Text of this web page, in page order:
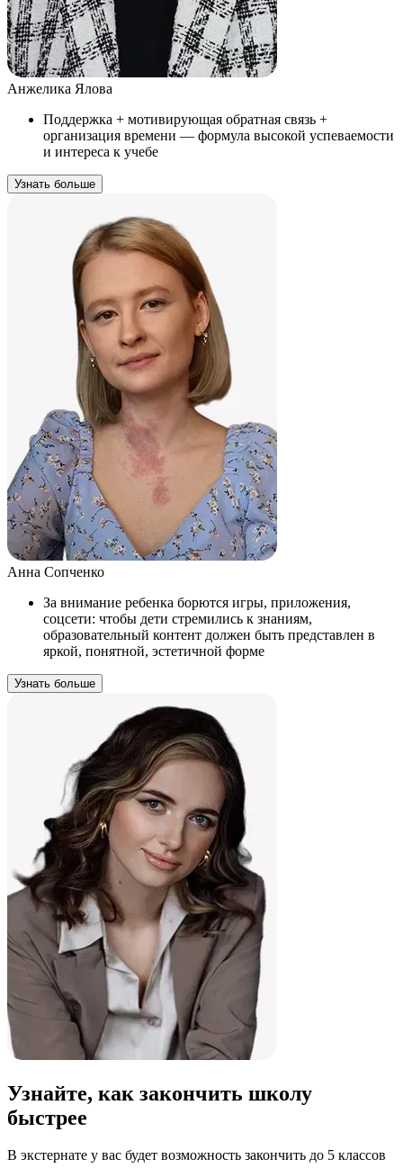
Анжелика Ялова
Поддержка + мотивирующая обратная связь +
организация времени — формула высокой успеваемости
и интереса к учебе
Узнать больше
Анна Сопченко
За внимание ребенка борются игры, приложения,
соцсети: чтобы дети стремились к знаниям,
образовательный контент должен быть представлен в
яркой, понятной, эстетичной форме
Узнать больше
Узнайте, как закончить школу
быстрее
В экстернате у вас будет возможность закончить до 5 классов